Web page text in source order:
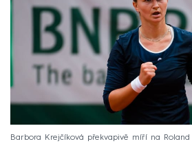
Barbora Krejčíková překvapivě míří na